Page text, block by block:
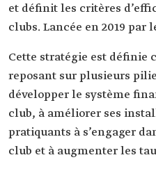
et définit les critères
clubs. Lancée en 2019 par
Cette stratégie est définie
reposant sur plusieurs
développer le système
club, à améliorer ses
pratiquants à s’engager
club et à augmenter les